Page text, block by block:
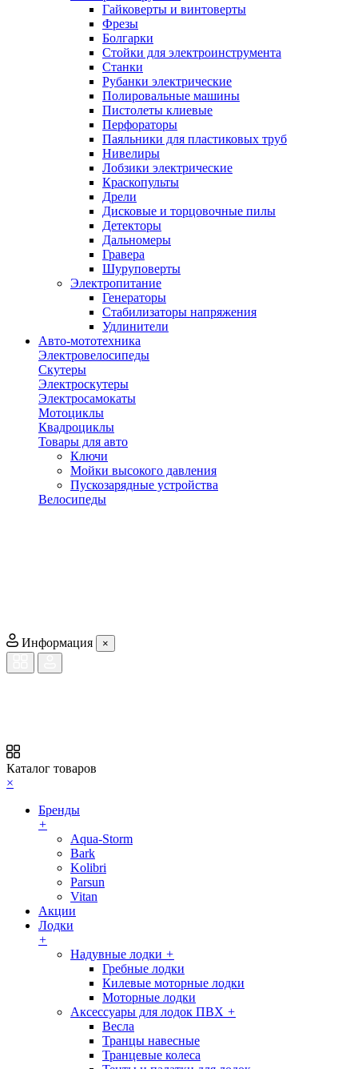
Гайковерты и винтоверты
Фрезы
Болгарки
Стойки для электроинструмента
Станки
Рубанки электрические
Полировальные машины
Пистолеты клиевые
Перфораторы
Паяльники для пластиковых труб
Нивелиры
Лобзики электрические
Краскопульты
Дрели
Дисковые и торцовочные пилы
Детекторы
Дальномеры
Гравера
Шуруповерты
Электропитание
Генераторы
Стабилизаторы напряжения
Удлинители
Авто-мототехника
Электровелосипеды
Скутеры
Электроскутеры
Электросамокаты
Мотоциклы
Квадроциклы
Товары для авто
Ключи
Мойки высокого давления
Пускозарядные устройства
Велосипеды
Информация ×
Каталог товаров
×
Бренды
+
Aqua-Storm
Bark
Kolibri
Parsun
Vitan
Акции
Лодки
+
Надувные лодки +
Гребные лодки
Килевые моторные лодки
Моторные лодки
Аксессуары для лодок ПВХ +
Весла
Транцы навесные
Транцевые колеса